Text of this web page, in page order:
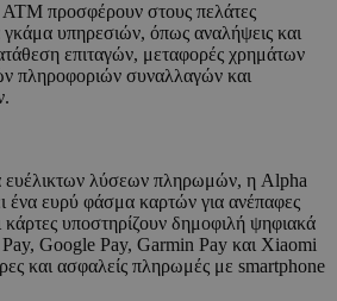
προσφέρουν στους πελάτες
υπηρεσιών, όπως αναλήψεις και
επιταγών, μεταφορές χρημάτων
πληροφοριών συναλλαγών και
λύσεων πληρωμών, η Alpha
ευρύ φάσμα καρτών για ανέπαφες
υποστηρίζουν δημοφιλή ψηφιακά
Google Pay, Garmin Pay και Xiaomi
και ασφαλείς πληρωμές με smartphone